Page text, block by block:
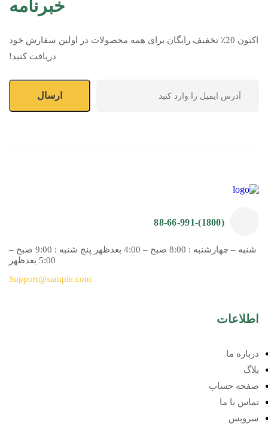
خبرنامه
اکنون 20٪ تخفیف رایگان برای همه محصولات در اولین سفارش خود
دریافت کنید!
(1800)-88-66-991
شنبه – چهارشنبه : 8:00 صبح – 4:00 بعدظهر پنج شنبه : 9:00 صبح –
5:00 بعدظهر
Support@sample.com
اطلاعات
درباره ما
بلاگ
صفحه حساب
تماس با ما
سرویس